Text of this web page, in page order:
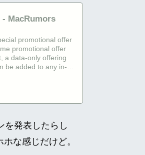
- MacRumors
promotional offer
promotional offer
a data-only offering
be added to any in-
発表したらし
な感じだけど。